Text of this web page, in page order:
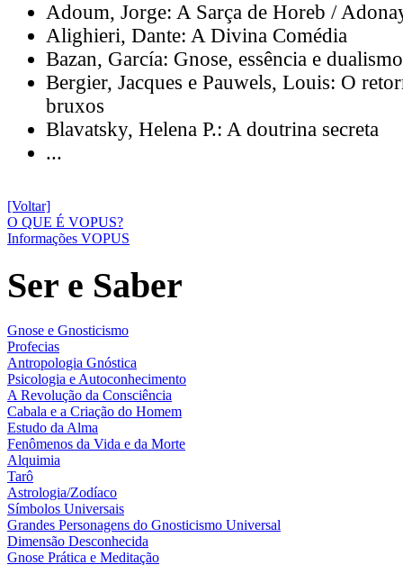
Adoum, Jorge: A Sarça de Horeb /
Alighieri, Dante: A Divina Comédia
Bazan, García: Gnose, essência e dualismo
Bergier, Jacques e Pauwels, Louis: O
bruxos
Blavatsky, Helena P.: A doutrina secreta
...
[Voltar]
O QUE É VOPUS?
Informações VOPUS
Ser e Saber
Gnose e Gnosticismo
Profecias
Antropologia Gnóstica
Psicologia e Autoconhecimento
A Revolução da Consciência
Cabala e a Criação do Homem
Estudo da Alma
Fenômenos da Vida e da Morte
Alquimia
Tarô
Astrologia/Zodíaco
Símbolos Universais
Grandes Personagens do Gnosticismo Universal
Dimensão Desconhecida
Gnose Prática e Meditação